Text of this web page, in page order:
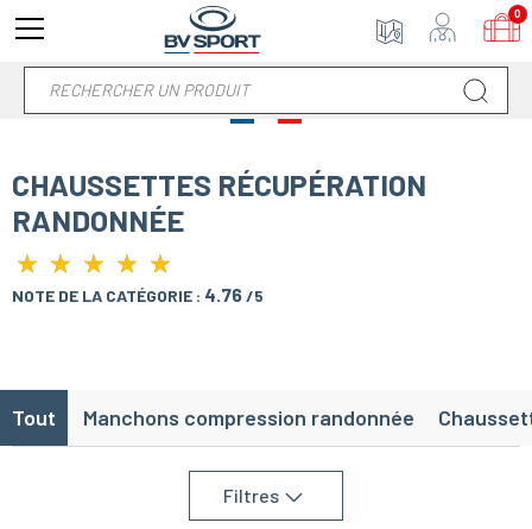
CHAUSSETTES RÉCUPÉRATION
RANDONNÉE
★ ★ ★ ★ ★
★ ★ ★ ★ ★
NOTE DE LA CATÉGORIE : 4.76/5
Tout Manchons compression randonnée
Filtres
0